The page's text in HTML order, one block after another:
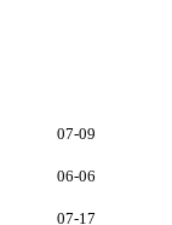
07-09
06-06
07-17